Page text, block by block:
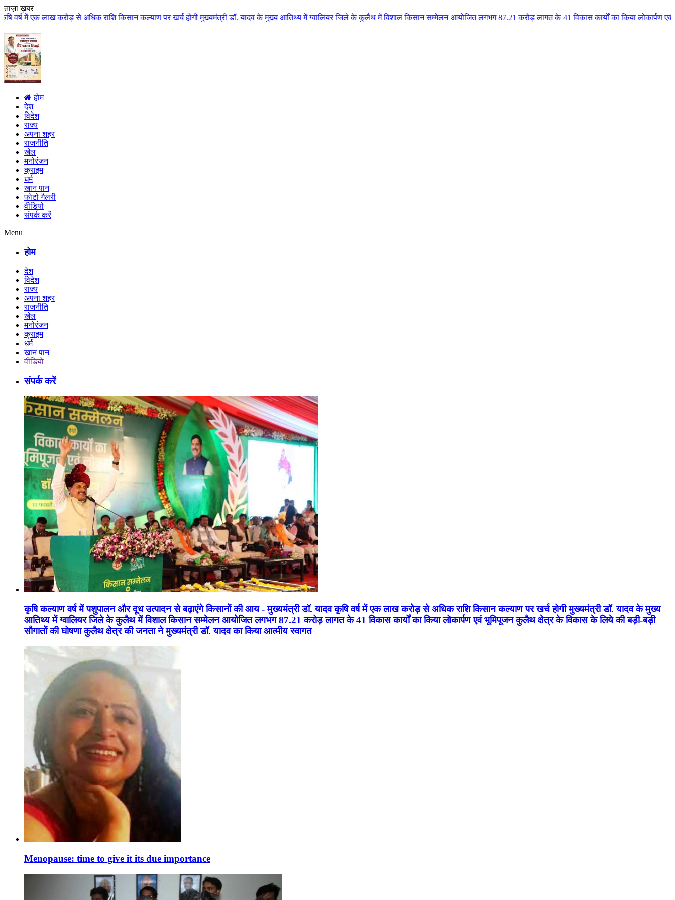
ताज़ा ख़बर
से अधिक राशि किसान कल्याण पर खर्च होगी मुख्यमंत्री डॉ. यादव के मुख्य आतिथ्य में ग्वालियर जिले के कुलैथ में विशाल किसान सम्मेलन आयोजित लगभग 87.21 करोड़ लागत के 41 विकास कार्यों का किया लोकार्पण एवं भूमिपूजन कुलैथ
होम
देश
विदेश
राज्य
अपना शहर
राजनीति
खेल
मनोरंजन
क्राइम
धर्म
खान पान
फोटो गैलरी
वीडियो
संपर्क करें
Menu
होम
देश
विदेश
राज्य
अपना शहर
राजनीति
खेल
मनोरंजन
क्राइम
धर्म
खान पान
वीडियो
संपर्क करें
कृषि कल्याण वर्ष में पशुपालन और दूध उत्पादन से बढ़ाएंगे किसानों की आय - मुख्यमंत्री डॉ. यादव कृषि वर्ष में एक लाख करोड़ से अधिक राशि किसान कल्याण पर खर्च होगी मुख्यमंत्री डॉ. यादव के मुख्य
आतिथ्य में ग्वालियर जिले के कुलैथ में विशाल किसान सम्मेलन आयोजित लगभग 87.21 करोड़ लागत के 41 विकास कार्यों का किया लोकार्पण एवं भूमिपूजन कुलैथ क्षेत्र के विकास के लिये की बड़ी-बड़ी
सौगातों की घोषणा कुलैथ क्षेत्र की जनता ने मुख्यमंत्री डॉ. यादव का किया आत्मीय स्वागत
Menopause: time to give it its due importance